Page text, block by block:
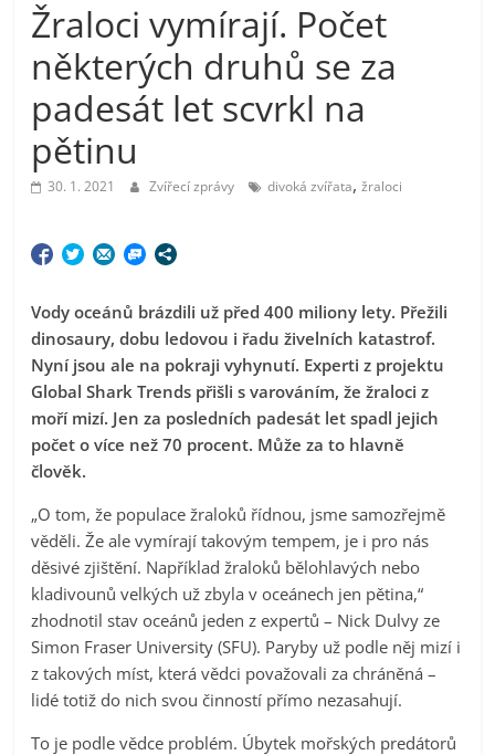
Žraloci vymírají. Počet
některých druhů se za
padesát let scvrkl na
pětinu
30. 1. 2021 Zvířecí zprávy divoká zvířata,žraloci
Vody oceánů brázdili už před 400 miliony lety. Přežili
dinosaury, dobu ledovou i řadu živelních katastrof.
Nyní jsou ale na pokraji vyhynutí. Experti z projektu
Global Shark Trends přišli s varováním, že žraloci z
moří mizí. Jen za posledních padesát let spadl jejich
počet o více než 70 procent. Může za to hlavně
člověk.
„O tom, že populace žraloků řídnou, jsme samozřejmě
věděli. Že ale vymírají takovým tempem, je i pro nás
děsivé zjištění. Například žraloků bělohlavých nebo
kladivounů velkých už zbyla v oceánech jen pětina,“
zhodnotil stav oceánů jeden z expertů – Nick Dulvy ze
Simon Fraser University (SFU). Paryby už podle něj mizí i
z takových míst, která vědci považovali za chráněná –
lidé totiž do nich svou činností přímo nezasahují.
To je podle vědce problém. Úbytek mořských predátorů